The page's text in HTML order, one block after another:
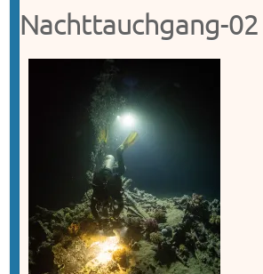
Nachttauchgang-02